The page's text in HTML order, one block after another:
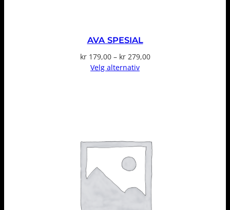
AVA SPESIAL
kr179,00 – kr279,00Prisområde:
Velg alternativ